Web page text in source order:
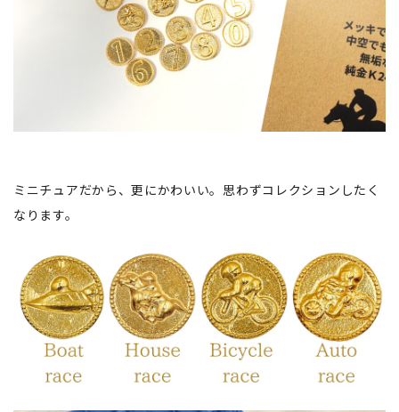
ミニチュアだから、更にかわいい。思わずコレクションしたく
なります。